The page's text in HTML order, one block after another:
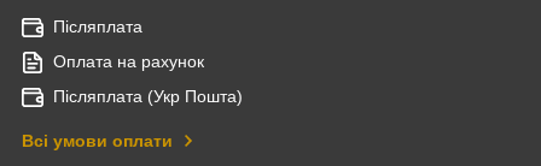
Післяплата
Оплата на рахунок
Післяплата (Укр Пошта)
Всі умови оплати